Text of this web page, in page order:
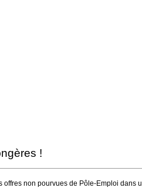
!
non pourvues de Pôle-Emploi dans